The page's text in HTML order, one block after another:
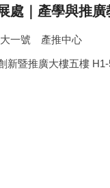
處｜產學與推廣
大一號 產推中心
新暨推廣大樓五樓